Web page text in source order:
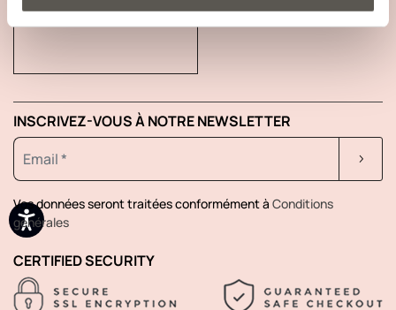
INSCRIVEZ-VOUS À NOTRE NEWSLETTER
Vos données seront traitées conformément à Conditions
générales
CERTIFIED SECURITY